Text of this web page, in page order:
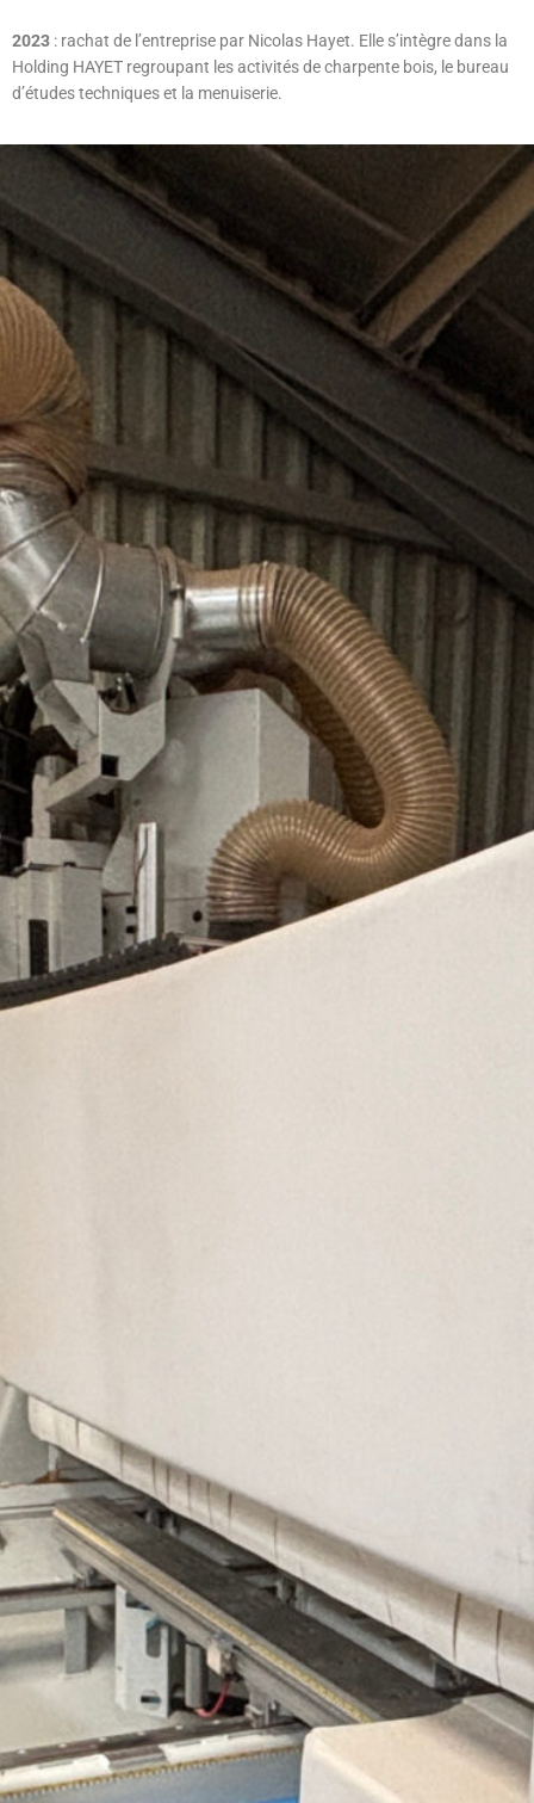
2023 : rachat de l’entreprise par Nicolas Hayet. Elle s’intègre dans la
Holding HAYET regroupant les activités de charpente bois, le bureau
d’études techniques et la menuiserie.